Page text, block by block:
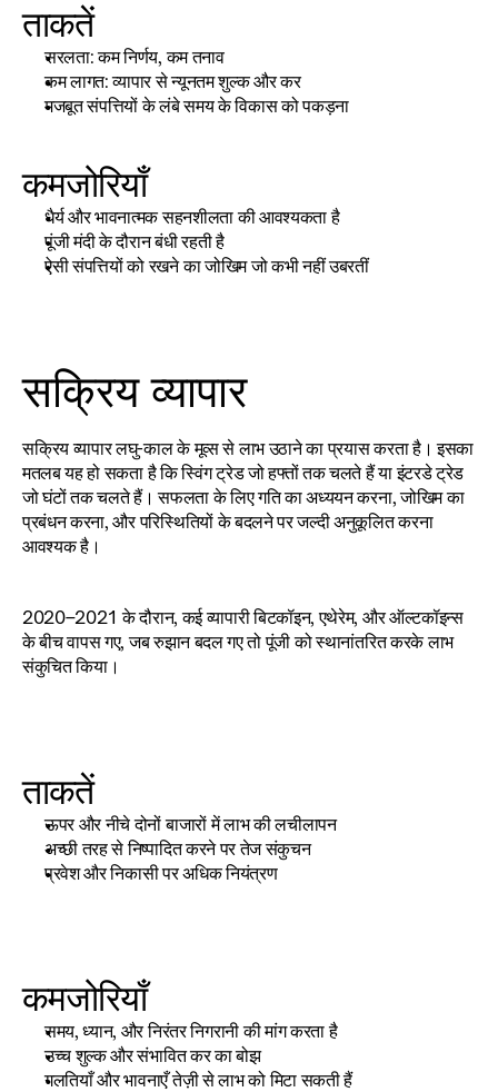
ताकतें
सरलता: कम निर्णय, कम तनाव
कम लागत: व्यापार से न्यूनतम शुल्क और कर
मजबूत संपत्तियों के लंबे समय के विकास को पकड़ना
कमजोरियाँ
धैर्य और भावनात्मक सहनशीलता की आवश्यकता है
पूंजी मंदी के दौरान बंधी रहती है
ऐसी संपत्तियों को रखने का जोखिम जो कभी नहीं उबरतीं
सक्रिय व्यापार
सक्रिय व्यापार लघु-काल के मूव्स से लाभ उठाने का प्रयास करता है। इसका
मतलब यह हो सकता है कि स्विंग ट्रेड जो हफ्तों तक चलते हैं या इंटरडे ट्रेड
जो घंटों तक चलते हैं। सफलता के लिए गति का अध्ययन करना, जोखिम का
प्रबंधन करना, और परिस्थितियों के बदलने पर जल्दी अनुकूलित करना
आवश्यक है।
2020–2021 के दौरान, कई व्यापारी बिटकॉइन, एथेरेम, और ऑल्टकॉइन्स
के बीच वापस गए, जब रुझान बदल गए तो पूंजी को स्थानांतरित करके लाभ
संकुचित किया।
ताकतें
ऊपर और नीचे दोनों बाजारों में लाभ की लचीलापन
अच्छी तरह से निष्पादित करने पर तेज संकुचन
प्रवेश और निकासी पर अधिक नियंत्रण
कमजोरियाँ
समय, ध्यान, और निरंतर निगरानी की मांग करता है
उच्च शुल्क और संभावित कर का बोझ
गलतियाँ और भावनाएँ तेज़ी से लाभ को मिटा सकती हैं